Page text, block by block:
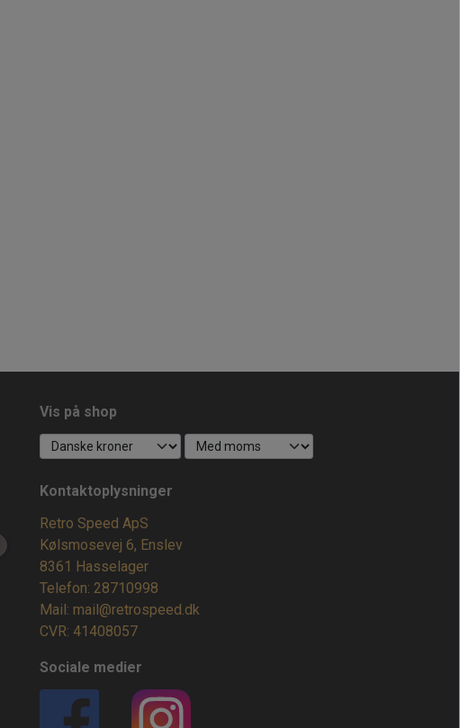
Vis på shop
Kontaktoplysninger
Retro Speed ApS
Kølsmosevej 6, Enslev
8361 Hasselager
Telefon: 28710998
Mail: mail@retrospeed.dk
CVR: 41408057
Sociale medier